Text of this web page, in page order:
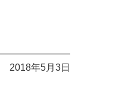
2018年5月3日